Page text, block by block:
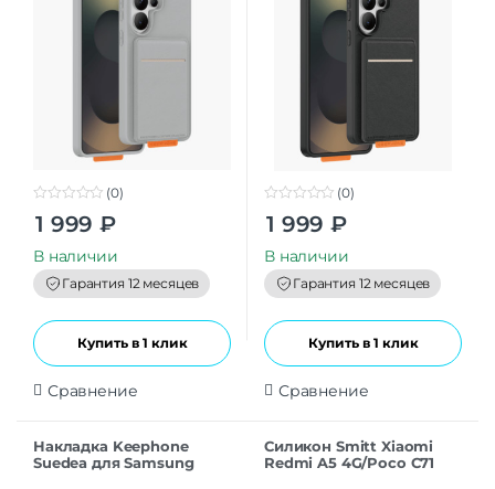
t
o
f
5
(0)
1 999 ₽
В наличии
Гарантия 12 месяцев
Купить в 1 клик
Сравнение
t
o
f
5
(0)
1 999 ₽
В наличии
Гарантия 12 месяцев
Купить в 1 клик
Сравнение
Накладка Keephone
Suedea для Samsung
Силикон Smitt Xiaomi
Redmi A5 4G/Poco C71